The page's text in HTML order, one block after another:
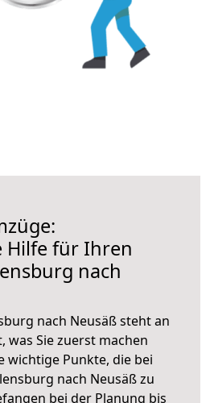
Hilfe für Ihren
nach
nach Neusäß steht an
was Sie zuerst machen
wichtige Punkte, die bei
nach Neusäß zu
bei der Planung bis